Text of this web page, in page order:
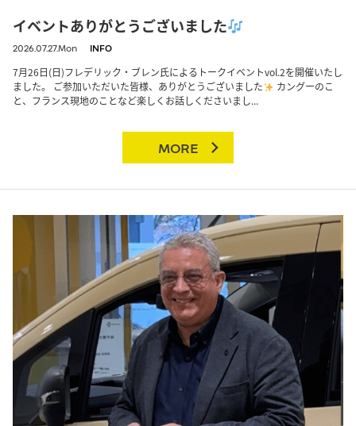
イベントありがとうございました
2026.07.27.Mon INFO
7月26日(日)フレデリック・ブレン氏によるトークイベントvol.2を開催いたし
ました。 ご参加いただいた皆様、ありがとうございました
カングーのこ
と、フランス現地のことなど楽しくお話しくださいまし...
MORE